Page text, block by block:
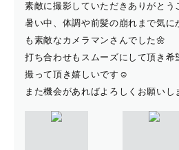
素敵に撮影していただきありがとう
暑い中、体調や前髪の崩れまで気に
も素敵なカメラマンさんでした🌼
打ち合わせもスムーズにして頂き希
撮って頂き嬉しいです☺️
また機会があればよろしくお願いし